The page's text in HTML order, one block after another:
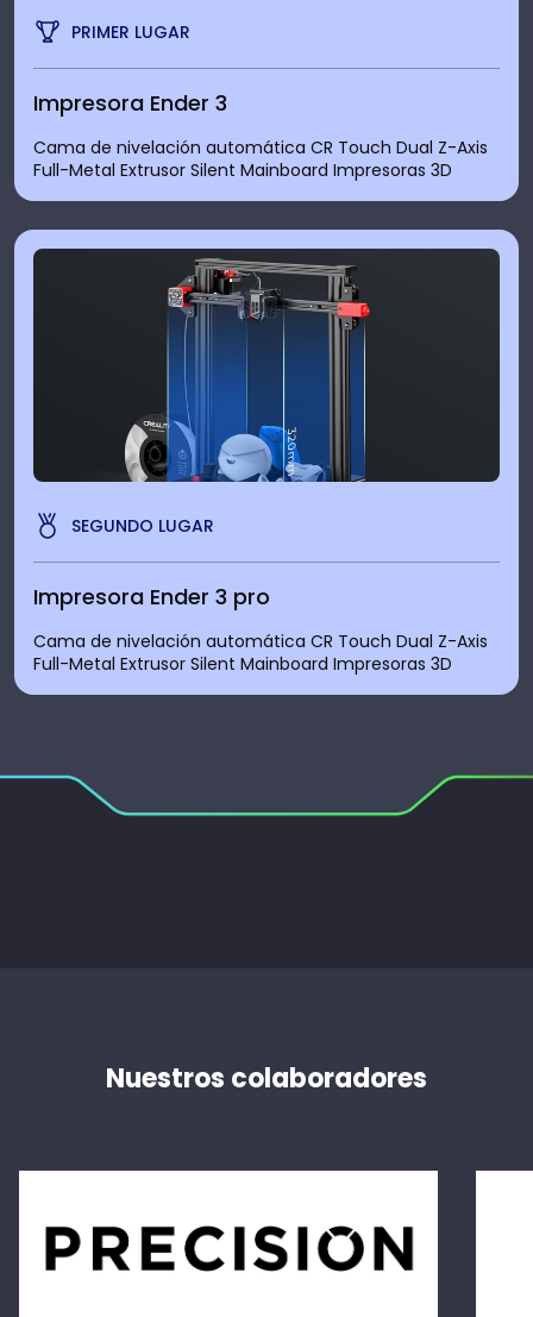
PRIMER LUGAR
Impresora Ender 3
Cama de nivelación automática CR Touch Dual Z-Axis
Full-Metal Extrusor Silent Mainboard Impresoras 3D
SEGUNDO LUGAR
Impresora Ender 3 pro
Cama de nivelación automática CR Touch Dual Z-Axis
Full-Metal Extrusor Silent Mainboard Impresoras 3D
Nuestros colaboradores